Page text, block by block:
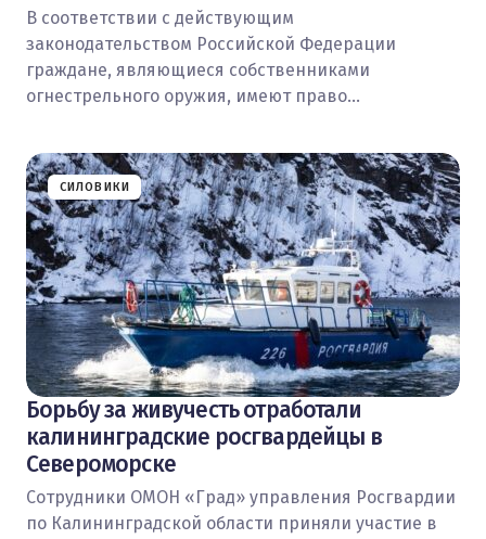
В соответствии с действующим
законодательством Российской Федерации
граждане, являющиеся собственниками
огнестрельного оружия, имеют право…
СИЛОВИКИ
Борьбу за живучесть отработали
калининградские росгвардейцы в
Североморске
Сотрудники ОМОН «Град» управления Росгвардии
по Калининградской области приняли участие в